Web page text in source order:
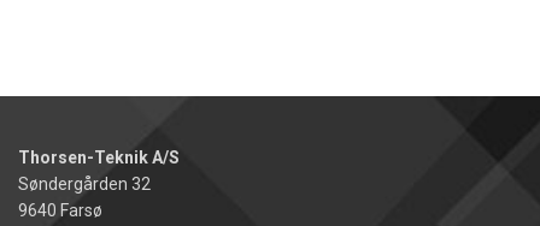
Thorsen-Teknik A/S
Søndergården 32
9640 Farsø